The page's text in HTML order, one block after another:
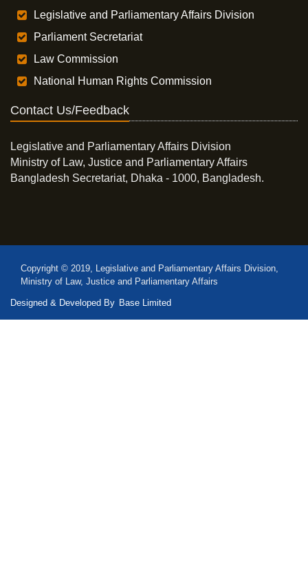
Legislative and Parliamentary Affairs Division
Parliament Secretariat
Law Commission
National Human Rights Commission
Contact Us/Feedback
Legislative and Parliamentary Affairs Division
Ministry of Law, Justice and Parliamentary Affairs
Bangladesh Secretariat, Dhaka - 1000, Bangladesh.
Copyright © 2019, Legislative and Parliamentary Affairs Division,
Ministry of Law, Justice and Parliamentary Affairs
Designed & Developed By Base Limited